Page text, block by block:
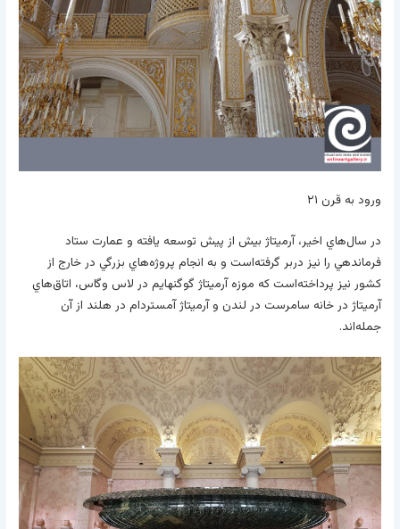
ورود به قرن ۲۱
در سال‌هاي اخير، آرميتاژ بيش از پيش توسعه يافته و عمارت ستاد
فرماندهي را نيز دربر گرفته‌است و به انجام پروژه‌هاي بزرگي در خارج از
کشور نيز پرداخته‌است که موزه آرميتاژ گوگنهايم در لاس وگاس، اتاق‌هاي
آرميتاژ در خانه سامرست در لندن و آرميتاژ آمستردام در هلند از آن
جمله‌اند.